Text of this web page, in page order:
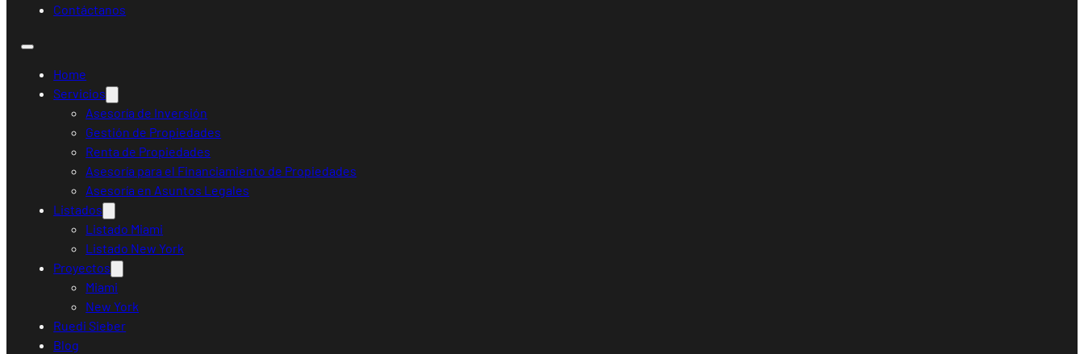
Contáctanos
Home
Servicios
Asesoría de Inversión
Gestión de Propiedades
Renta de Propiedades
Asesoría para el Financiamiento de Propiedades
Asesoría en Asuntos Legales
Listados
Listado Miami
Listado New York
Proyectos
Miami
New York
Ruedi Sieber
Blog